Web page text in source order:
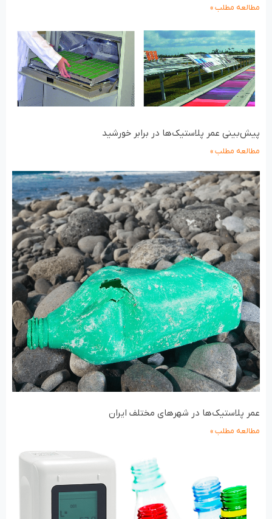
مطالعه مطلب »
پیش‌بینی عمر پلاستیک‌ها در برابر خورشید
مطالعه مطلب »
عمر پلاستیک‌‎ها در شهرهای مختلف ایران
مطالعه مطلب »